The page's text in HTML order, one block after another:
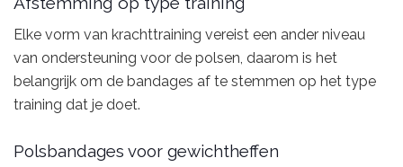
Elke vorm van krachttraining vereist een ander niveau
van ondersteuning voor de polsen, daarom is het
belangrijk om de bandages af te stemmen op het type
training dat je doet.
Polsbandages voor gewichtheffen